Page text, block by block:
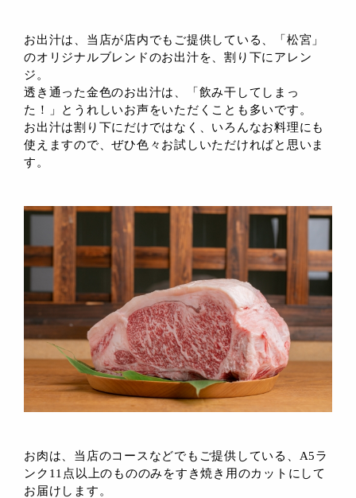
お出汁は、当店が店内でもご提供している、「松宮」
のオリジナルブレンドのお出汁を、割り下にアレン
ジ。
透き通った金色のお出汁は、「飲み干してしまっ
た！」とうれしいお声をいただくことも多いです。
お出汁は割り下にだけではなく、いろんなお料理にも
使えますので、ぜひ色々お試しいただければと思いま
す。
お肉は、当店のコースなどでもご提供している、A5ラ
ンク11点以上のもののみをすき焼き用のカットにして
お届けします。